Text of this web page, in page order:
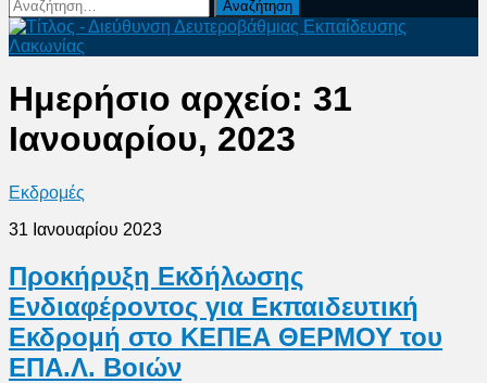
για:
Ημερήσιο αρχείο: 31
Ιανουαρίου, 2023
Εκδρομές
31 Ιανουαρίου 2023
Προκήρυξη Εκδήλωσης
Ενδιαφέροντος για Εκπαιδευτική
Εκδρομή στο ΚΕΠΕΑ ΘΕΡΜΟΥ του
ΕΠΑ.Λ. Βοιών